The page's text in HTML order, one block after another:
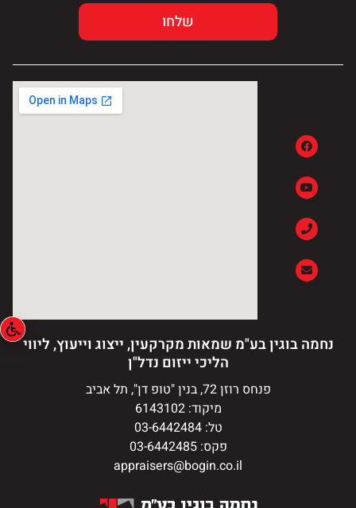
נחמה בוגין בע"מ שמאות מקרקעין, ייצוג וייעוץ, ליווי
הליכי ייזום נדל"ן
פנחס רוזן 72, בנין "טופ דן", תל אביב
מיקוד: 6143102
טל: 03-6442484
פקס: 03-6442485
appraisers@bogin.co.il